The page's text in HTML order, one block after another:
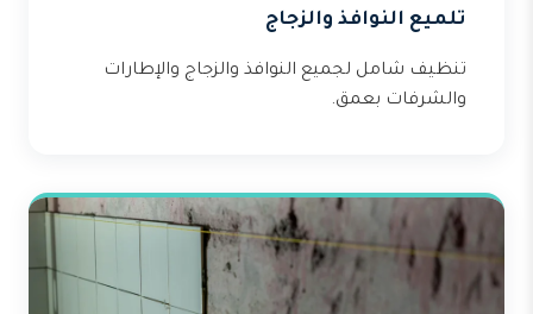
تلميع النوافذ والزجاج
تنظيف شامل لجميع النوافذ والزجاج والإطارات
والشرفات بعمق.